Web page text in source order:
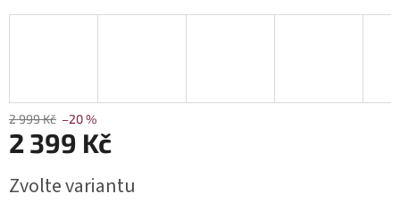
2 999 Kč –20 %
2 399 Kč
cena:
Zvolte variantu